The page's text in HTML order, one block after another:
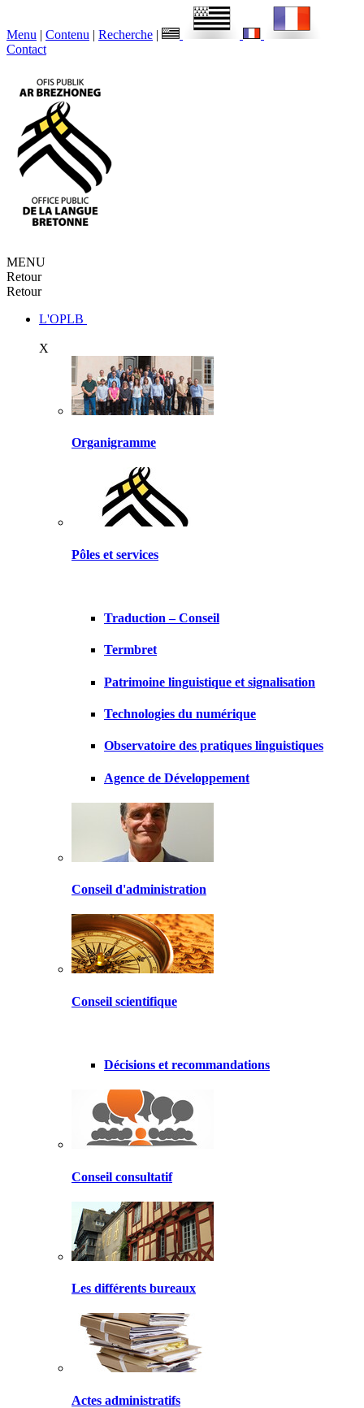
Menu | Contenu | Recherche |
Contact
MENU
Retour
Retour
L'OPLB
X
Organigramme
Pôles et services
Traduction – Conseil
Termbret
Patrimoine linguistique et signalisation
Technologies du numérique
Observatoire des pratiques linguistiques
Agence de Développement
Conseil d'administration
Conseil scientifique
Décisions et recommandations
Conseil consultatif
Les différents bureaux
Actes administratifs